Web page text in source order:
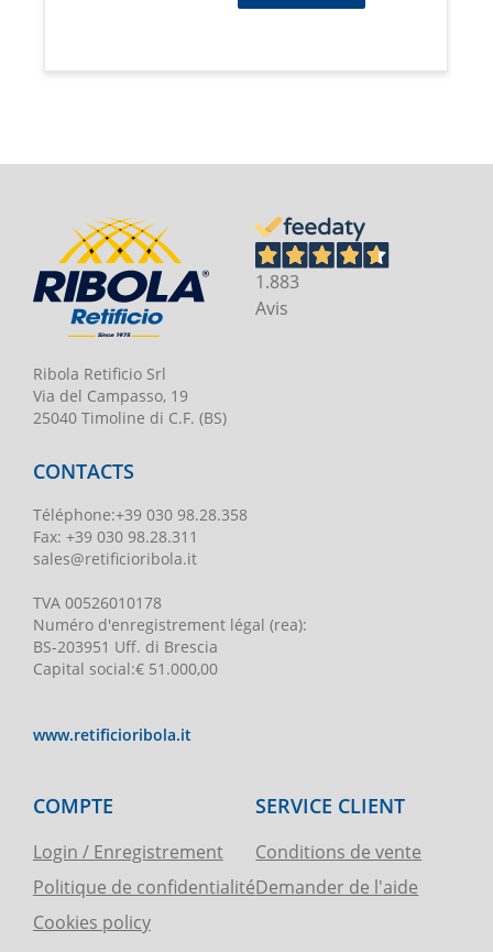
Ribola Retificio Srl
Via del Campasso, 19
25040 Timoline di C.F. (BS)
1.883
Avis
CONTACTS
Téléphone:+39 030 98.28.358
Fax: +39 030 98.28.311
sales@retificioribola.it
TVA 00526010178
Numéro d'enregistrement légal (rea):
BS-203951 Uff. di Brescia
Capital social:€ 51.000,00
www.retificioribola.it
COMPTE
Login / Enregistrement
Politique de confidentialité
Cookies policy
SERVICE CLIENT
Conditions de vente
Demander de l'aide